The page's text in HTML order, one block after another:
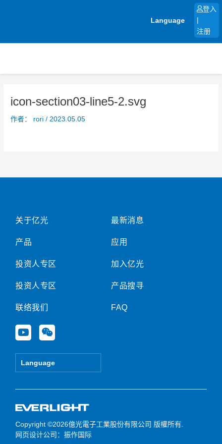
Language
登入
注册
icon-section03-line5-2.svg
作者： rori/ 2023.05.05
关于亿光
产品
投资人专区
投资人专区
联络我们
Y
o
u
e
W
e
i
Language
最新消息
应用
加入亿光
产品搜寻
FAQ
Copyright ©2026億光電子工業股份有限公司 版權所有.
网页设计公司 ：振作国际